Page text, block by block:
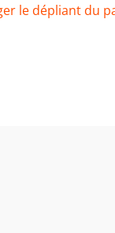
le dépliant du